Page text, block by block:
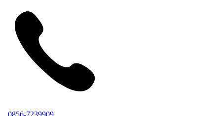
0856-7239909